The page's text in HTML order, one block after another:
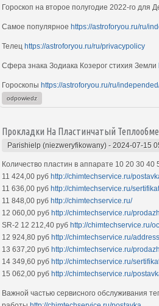
Гороскоп на второе полугодие 2022-го для
Самое популярное https://astroforyou.ru/ru/
Телец https://astroforyou.ru/ru/privacypolicy
Сфера знака Зодиака Козерог стихия Земли
Гороскопы https://astroforyou.ru/ru/
odpowiedz
Прокладки На Пластинчатый
Parishielp (niezweryfikowany) - 2024-07-15
Количество пластин в аппарате 10 20 30 40
11 424,00 руб http://chimtechservice.ru/
11 636,00 руб http://chimtechservice.ru/
11 848,00 руб http://chimtechservice.ru/
12 060,00 руб http://chimtechservice.ru/
SR-2 12 212,40 руб http://chimtechservice.ru/
12 924,80 руб http://chimtechservice.ru/address
13 637,20 руб http://chimtechservice.ru/
14 349,60 руб http://chimtechservice.ru/
15 062,00 руб http://chimtechservice.ru/
Важной частью сервисного обслуживания